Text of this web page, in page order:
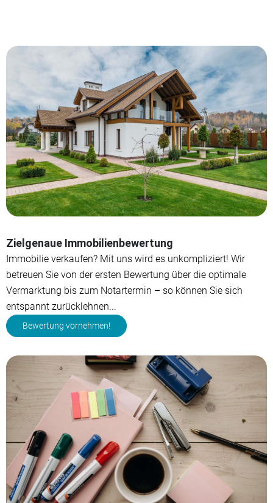
Zielgenaue Immobilienbewertung
Immobilie verkaufen? Mit uns wird es unkompliziert! Wir
betreuen Sie von der ersten Bewertung über die optimale
Vermarktung bis zum Notartermin – so können Sie sich
entspannt zurücklehnen...
Bewertung vornehmen!